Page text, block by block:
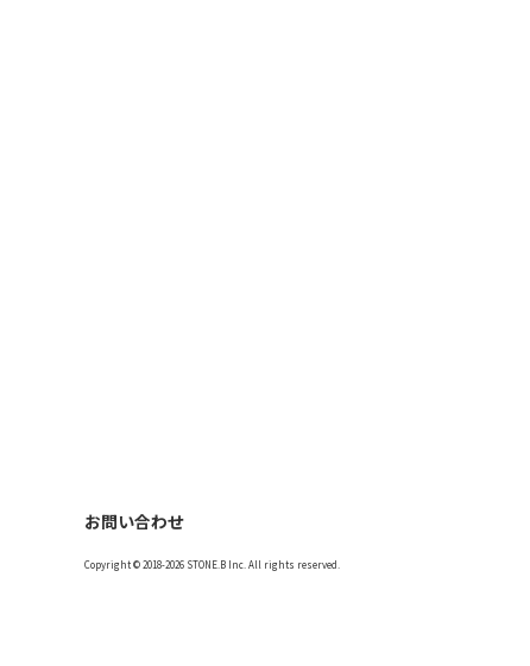
お問い合わせ
Copyright © 2018-2026 STONE.B Inc. All rights reserved.